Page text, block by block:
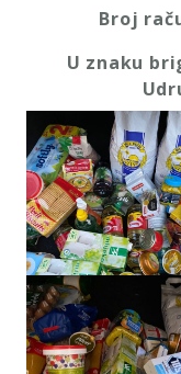
Broj rač
U znaku